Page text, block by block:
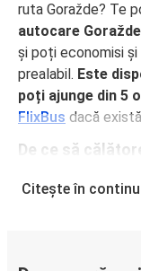
ruta Goražde? Te
autocare
și poți economisi
prealabil. Este
poți ajunge din 5
FlixBus dacă
De ce să
FlixBus oferă
Citește în